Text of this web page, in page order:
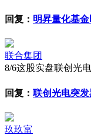
回复： 明昇量化基
联合集团
8/6这股实盘联创光
回复： 联创光电突
玖玖富